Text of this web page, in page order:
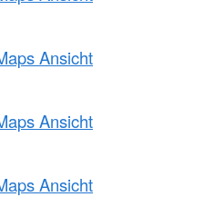
Ansicht
Ansicht
Ansicht